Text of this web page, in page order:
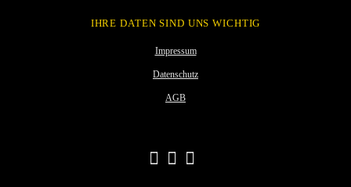
IHRE DATEN SIND UNS WICHTIG
Impressum
Datenschutz
AGB